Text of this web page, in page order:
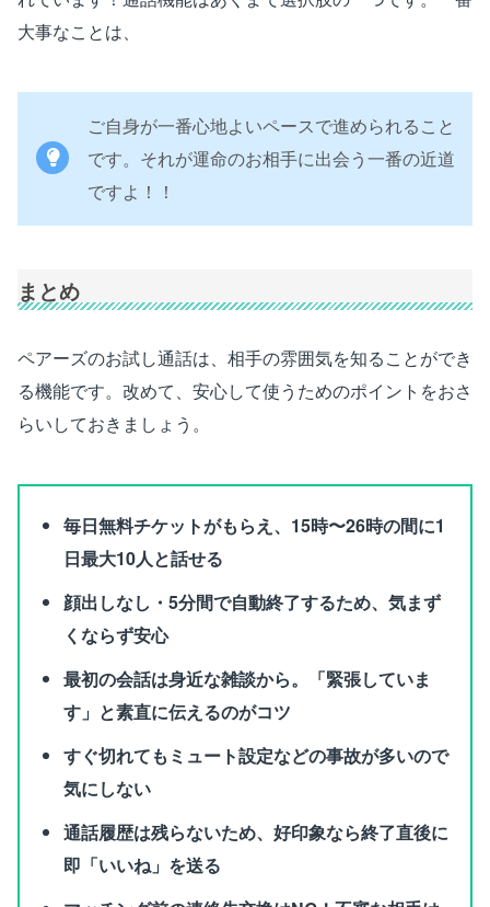
大事なことは、
ご自身が一番心地よいペースで進められること
です。それが運命のお相手に出会う一番の近道
ですよ！！
まとめ
ペアーズのお試し通話は、相手の雰囲気を知ることができ
る機能です。改めて、安心して使うためのポイントをおさ
らいしておきましょう。
毎日無料チケットがもらえ、15時〜26時の間に1
日最大10人と話せる
顔出しなし・5分間で自動終了するため、気まず
くならず安心
最初の会話は身近な雑談から。「緊張していま
す」と素直に伝えるのがコツ
すぐ切れてもミュート設定などの事故が多いので
気にしない
通話履歴は残らないため、好印象なら終了直後に
即「いいね」を送る